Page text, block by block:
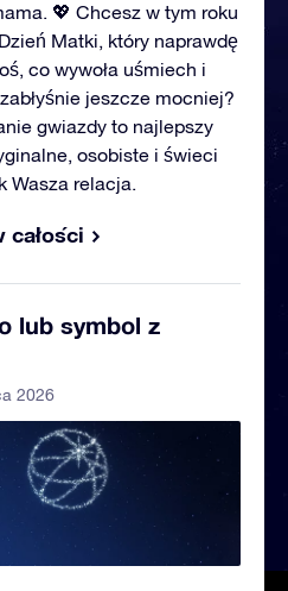
💖 Chcesz w tym roku
Matki, który naprawdę
co wywoła uśmiech i
jeszcze mocniej?
gwiazdy to najlepszy
osobiste i świeci
Wasza relacja.
całości
lub symbol z
2026